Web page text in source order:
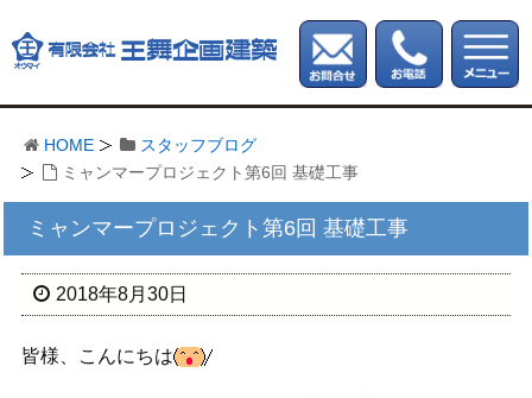
HOME
スタッフブログ
ミャンマープロジェクト第6回 基礎工事
ミャンマープロジェクト第6回 基礎工事
2018年8月30日
皆様、こんにちは